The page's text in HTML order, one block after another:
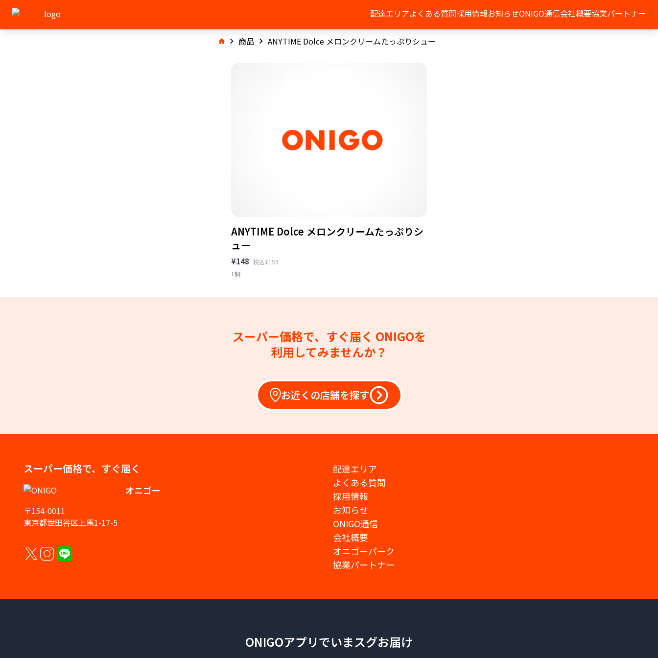
配達エリアよくある質問採用情報お知らせONIGO通信会社概要協業パートナー
商品 ANYTIME Dolce メロンクリームたっぷりシュー
ANYTIME Dolce メロンクリームたっぷりシ
ュー
¥148 税込¥159
1個
スーパー価格で、すぐ届く ONIGOを
利用してみませんか？
お近くの店舗を探す
スーパー価格で、すぐ届く
オニゴー
〒154-0011
東京都世田谷区上馬1-17-5
配達エリア
よくある質問
採用情報
お知らせ
ONIGO通信
会社概要
オニゴーパーク
協業パートナー
ONIGOアプリでいまスグお届け